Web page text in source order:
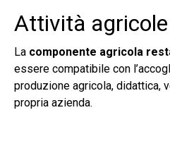
Attività
La componente agricola
essere compatibile con
produzione agricola, didattica,
propria azienda.